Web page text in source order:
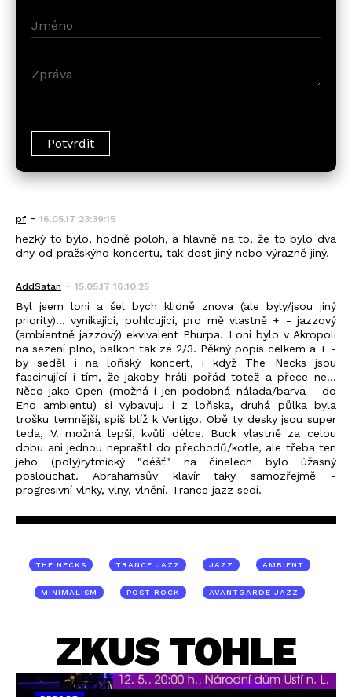
pf - 16.05.17 23:39:15
hezký to bylo, hodně poloh, a hlavně na to, že to bylo dva
dny od pražskýho koncertu, tak dost jiný nebo výrazně jiný.
AddSatan - 15.05.17 16:10:25
Byl jsem loni a šel bych klidně znova (ale byly/jsou jiný
priority)... vynikající, pohlcující, pro mě vlastně + - jazzový
(ambientně jazzový) ekvivalent Phurpa. Loni bylo v Akropoli
na sezení plno, balkon tak ze 2/3. Pěkný popis celkem a + -
by seděl i na loňský koncert, i když The Necks jsou
fascinující i tím, že jakoby hráli pořád totéž a přece ne...
Něco jako Open (možná i jen podobná nálada/barva - do
Eno ambientu) si vybavuju i z loňska, druhá půlka byla
trošku temnější, spíš blíž k Vertigo. Obě ty desky jsou super
teda, V. možná lepší, kvůli délce. Buck vlastně za celou
dobu ani jednou nepraštil do přechodů/kotle, ale třeba ten
jeho (poly)rytmický "déšť" na činelech bylo úžasný
poslouchat. Abrahamsův klavír taky samozřejmě -
progresivní vlnky, vlny, vlnění. Trance jazz sedí.
THE NECKS TRANCE JAZZ JAZZ AMBIENT
MINIMALISM POST ROCK AVANTGARDE JAZZ
ZKUS TOHLE